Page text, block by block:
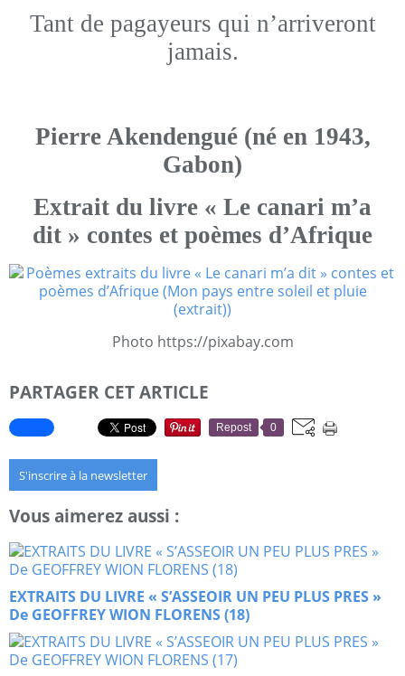
Tant de pagayeurs qui n’arriveront
jamais.
Pierre Akendengué (né en 1943,
Gabon)
Extrait du livre « Le canari m’a
dit » contes et poèmes d’Afrique
Photo https://pixabay.com
PARTAGER CET ARTICLE
Repost 0
S'inscrire à la newsletter
Vous aimerez aussi :
EXTRAITS DU LIVRE « S’ASSEOIR UN PEU PLUS PRES »
De GEOFFREY WION FLORENS (18)